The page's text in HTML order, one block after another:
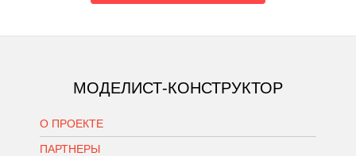
МОДЕЛИСТ-КОНСТРУКТОР
О ПРОЕКТЕ
ПАРТНЕРЫ